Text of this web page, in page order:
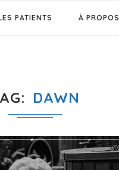
PATIENTS À PROPOS
DAWN